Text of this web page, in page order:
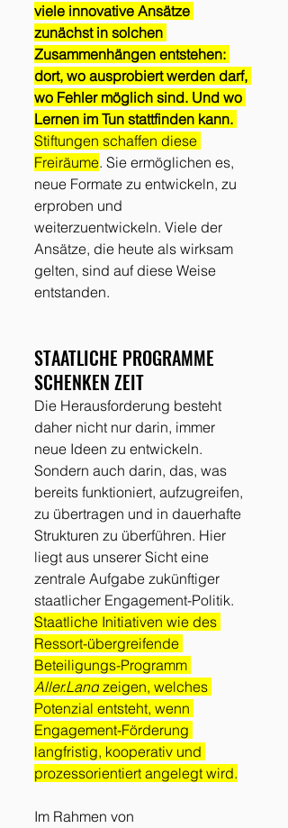
viele innovative Ansätze
zunächst in solchen
Zusammenhängen entstehen:
dort, wo ausprobiert werden darf,
wo Fehler möglich sind. Und wo
Lernen im Tun stattfinden kann.
Stiftungen schaffen diese
Freiräume. Sie ermöglichen es,
neue Formate zu entwickeln, zu
erproben und
weiterzuentwickeln. Viele der
Ansätze, die heute als wirksam
gelten, sind auf diese Weise
entstanden.
STAATLICHE PROGRAMME
SCHENKEN ZEIT
Die Herausforderung besteht
daher nicht nur darin, immer
neue Ideen zu entwickeln.
Sondern auch darin, das, was
bereits funktioniert, aufzugreifen,
zu übertragen und in dauerhafte
Strukturen zu überführen. Hier
liegt aus unserer Sicht eine
zentrale Aufgabe zukünftiger
staatlicher Engagement-Politik.
Staatliche Initiativen wie des
Ressort-übergreifende
Beteiligungs-Programm
Aller.Land zeigen, welches
Potenzial entsteht, wenn
Engagement-Förderung
langfristig, kooperativ und
prozessorientiert angelegt wird.
Im Rahmen von